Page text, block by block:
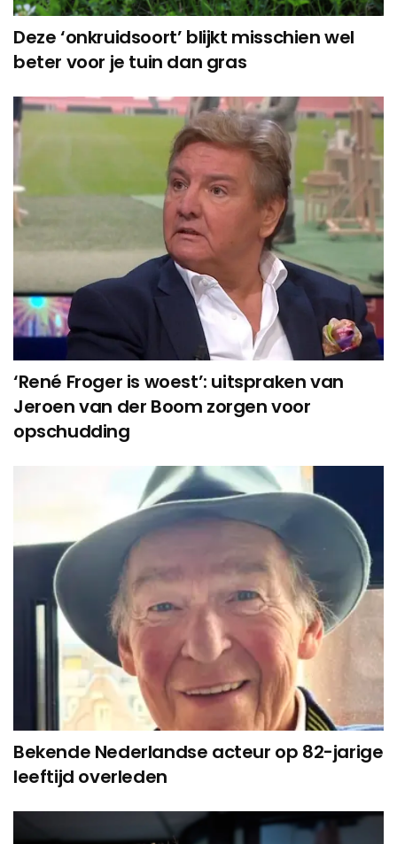
Deze ‘onkruidsoort’ blijkt misschien wel
beter voor je tuin dan gras
‘René Froger is woest’: uitspraken van
Jeroen van der Boom zorgen voor
opschudding
Bekende Nederlandse acteur op 82-jarige
leeftijd overleden